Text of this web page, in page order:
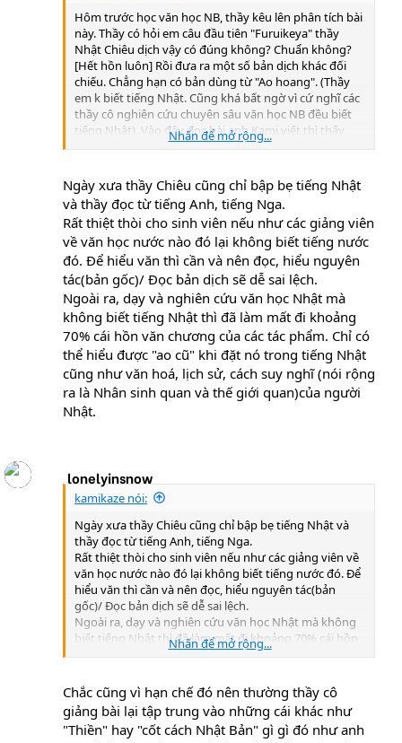
Hôm trước học văn học NB, thầy kêu lên phân tích bài
này. Thầy có hỏi em câu đầu tiên "Furuikeya" thầy
Nhật Chiêu dịch vậy có đúng không? Chuẩn không?
[Hết hồn luôn] Rồi đưa ra một số bản dịch khác đối
chiếu. Chẳng hạn có bản dùng từ "Ao hoang". (Thầy
em k biết tiếng Nhật. Cũng khá bất ngờ vì cứ nghĩ các
thầy cô nghiên cứu chuyên sâu văn học NB đều biết
tiếng Nhật). Vào đây đọc bài anh Kami viết thì thấy
một vài cái chưa được nghe nói tới, dù thầy nói rất
nên thầy chưa phân tích kĩ lưỡng câu chữ như vậy.
Nhấn để mở rộng...
Ngày xưa thầy Chiêu cũng chỉ bập bẹ tiếng Nhật
và thầy đọc từ tiếng Anh, tiếng Nga.
Rất thiệt thòi cho sinh viên nếu như các giảng viên
về văn học nước nào đó lại không biết tiếng nước
đó. Để hiểu văn thì cần và nên đọc, hiểu nguyên
tác(bản gốc)/ Đọc bản dịch sẽ dễ sai lệch.
Ngoài ra, dạy và nghiên cứu văn học Nhật mà
không biết tiếng Nhật thì đã làm mất đi khoảng
70% cái hồn văn chương của các tác phẩm. Chỉ có
thể hiểu được "ao cũ" khi đặt nó trong tiếng Nhật
cũng như văn hoá, lịch sử, cách suy nghĩ (nói rộng
ra là Nhân sinh quan và thế giới quan)của người
Nhật.
lonelyinsnow
kamikaze nói:
Ngày xưa thầy Chiêu cũng chỉ bập bẹ tiếng Nhật và
thầy đọc từ tiếng Anh, tiếng Nga.
Rất thiệt thòi cho sinh viên nếu như các giảng viên về
văn học nước nào đó lại không biết tiếng nước đó. Để
hiểu văn thì cần và nên đọc, hiểu nguyên tác(bản
gốc)/ Đọc bản dịch sẽ dễ sai lệch.
Ngoài ra, dạy và nghiên cứu văn học Nhật mà không
biết tiếng Nhật thì đã làm mất đi khoảng 70% cái hồn
văn chương của các tác phẩm. Chỉ có thể hiểu được
lịch sử, cách suy nghĩ (nói rộng ra là Nhân sinh quan
và thế giới quan)của người Nhật.
Nhấn để mở rộng...
Chắc cũng vì hạn chế đó nên thường thầy cô
giảng bài lại tập trung vào những cái khác như
"Thiền" hay "cốt cách Nhật Bản" gì gì đó như anh